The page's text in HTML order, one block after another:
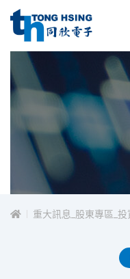
同
欣
電
子
工
份
有 重大訊息_股東專區_